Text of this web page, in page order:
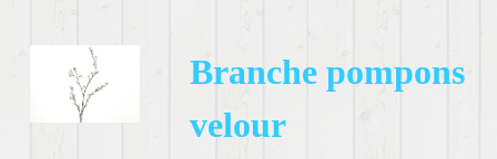
Branche pompons
velour